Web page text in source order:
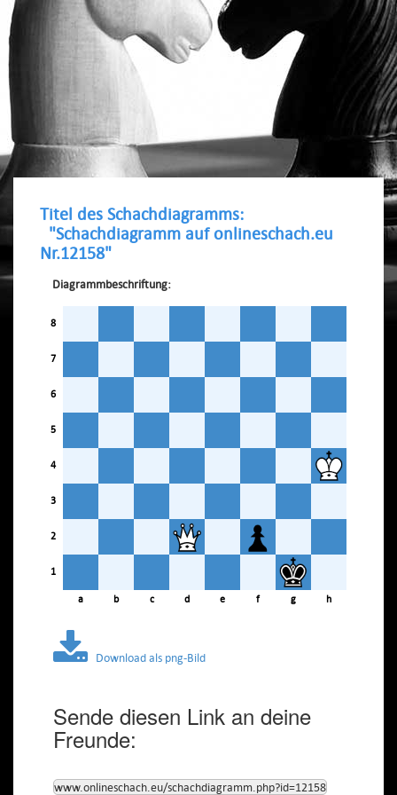
Titel des Schachdiagramms:
"Schachdiagramm auf onlineschach.eu
Nr.12158"
Diagrammbeschriftung:
8
7
6
5
4
3
2
1
a b c d e f g h
Download als png-Bild
Sende diesen Link an deine
Freunde:
www.onlineschach.eu/schachdiagramm.php?id=12158